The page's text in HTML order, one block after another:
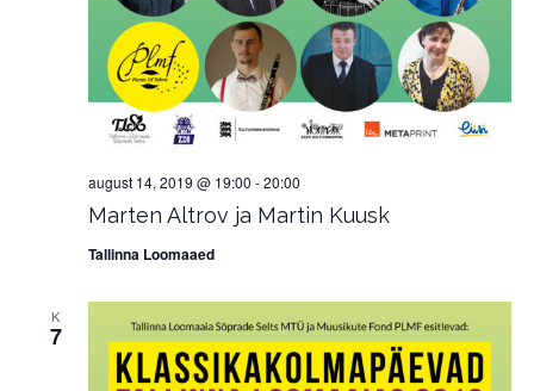
Marten Altrov ja Martin Kuusk
august 14, 2019 @ 19:00 -20:00
Tallinna Loomaaed
K
7